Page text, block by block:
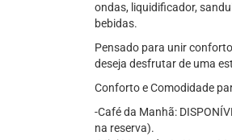
ondas, liquidificador,
bebidas.
Pensado para unir
deseja desfrutar de uma
Conforto e Comodidade
-Café da Manhã:
na reserva).